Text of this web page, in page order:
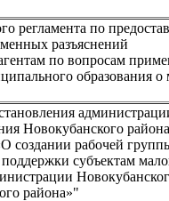
регламента по
разъяснений
по вопросам
образования о
рабочей
субъектам
района»"